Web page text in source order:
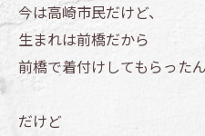
今は高崎市民だけど、
生まれは前橋だから
前橋で着付けしてもらったん
だけど